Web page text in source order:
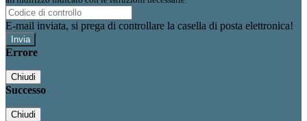
E-mail inviata, si prega di controllare la casella di posta elettronica!
Errore
Chiudi
Successo
Chiudi